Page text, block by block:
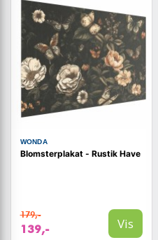
WONDA
Blomsterplakat - Rustik Have
179,-
139,- Vis